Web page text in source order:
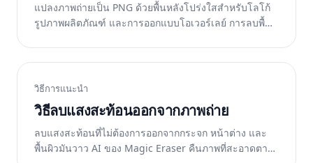
แปลงภาพถ่ายเป็น PNG ด้วยพื้นหลังโปร่งใสสำหรับโลโก้
รูปภาพผลิตภัณฑ์ และการออกแบบโอเวอร์เลย์ การลบพื้น
วิธีการแนะนำ
วิธีลบแสงสะท้อนออกจากภาพถ่าย
ลบแสงสะท้อนที่ไม่ต้องการออกจากกระจก หน้าต่าง และ
พื้นผิวมันวาว AI ของ Magic Eraser คืนภาพที่สะอาดตา